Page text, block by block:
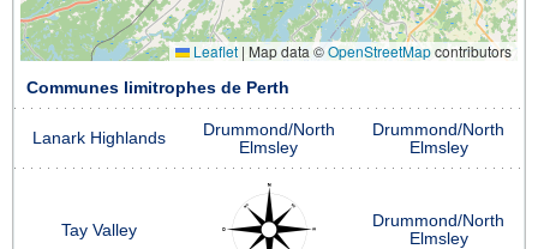
Leaflet | Map data ©OpenStreetMapcontributors
Communes limitrophes de Perth
Lanark Highlands
Drummond/North
Elmsley
Drummond/North
Elmsley
Tay Valley
Drummond/North
Elmsley